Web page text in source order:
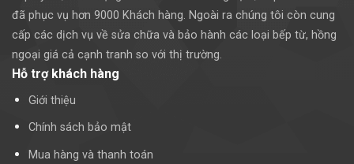
đã phục vụ hơn 9000 Khách hàng. Ngoài ra chúng tôi còn cung
cấp các dịch vụ về sửa chữa và bảo hành các loại bếp từ, hồng
ngoại giá cả cạnh tranh so với thị trường.
Hỗ trợ khách hàng
Giới thiệu
Chính sách bảo mật
Mua hàng và thanh toán